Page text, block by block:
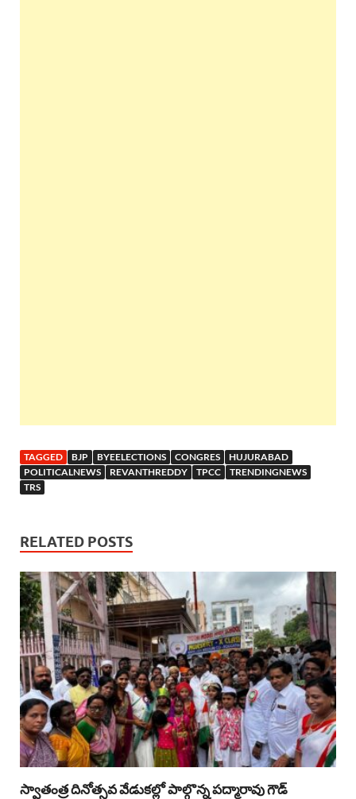
TAGGED BJP BYEELECTIONS CONGRES
HUJURABAD
POLITICALNEWS
REVANTHREDDY TPCC
TRENDINGNEWS
TRS
RELATED POSTS
స్వాతంత్ర దినోత్సవ వేడుకల్లో పాల్గొన్న పద్మారావు గౌడ్